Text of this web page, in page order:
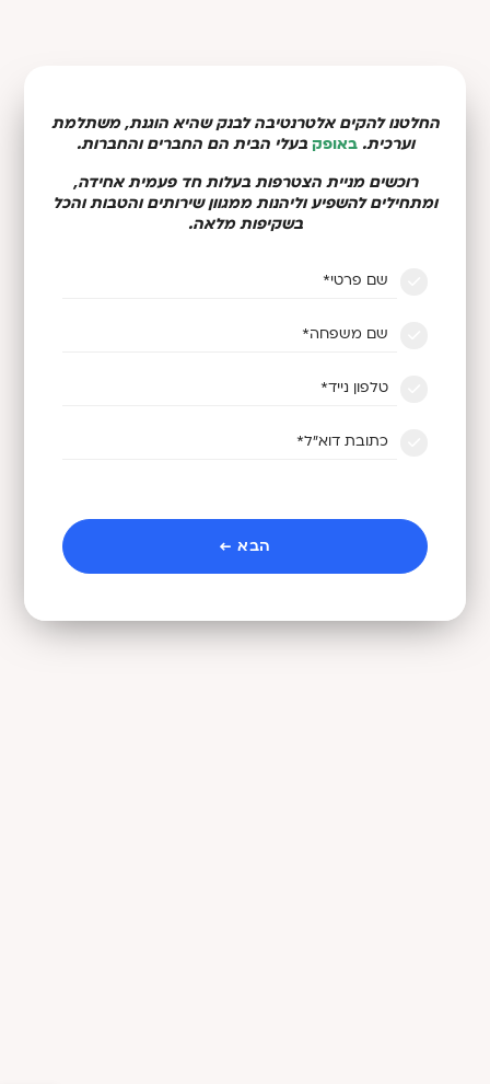
החלטנו להקים אלטרנטיבה לבנק שהיא הוגנת, משתלמת
וערכית.באופקבעלי הבית הם החברים והחברות.
רוכשים מניית הצטרפות בעלות חד פעמית אחידה,
ומתחילים להשפיע וליהנות ממגוון שירותים והטבות והכל
בשקיפות מלאה.
שם פרטי*
שם משפחה*
טלפון נייד*
כתובת דוא״ל*